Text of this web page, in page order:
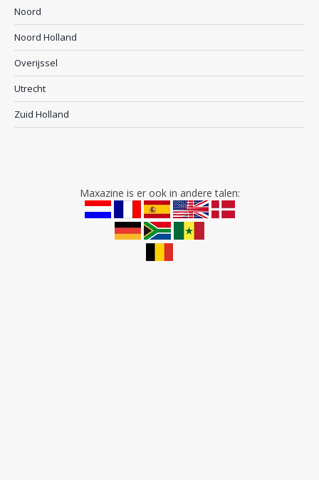
Noord
Noord Holland
Overijssel
Utrecht
Zuid Holland
Maxazine is er ook in andere talen: